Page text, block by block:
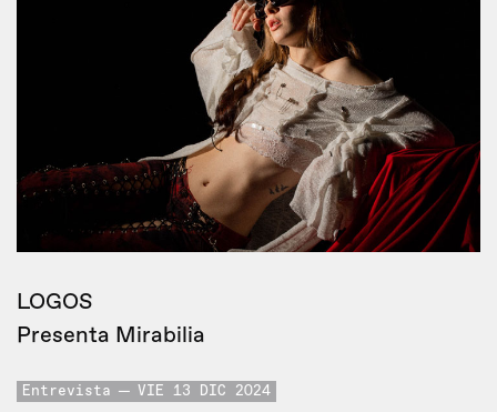
LOGOS
Presenta Mirabilia
Entrevista VIE 13 DIC 2024